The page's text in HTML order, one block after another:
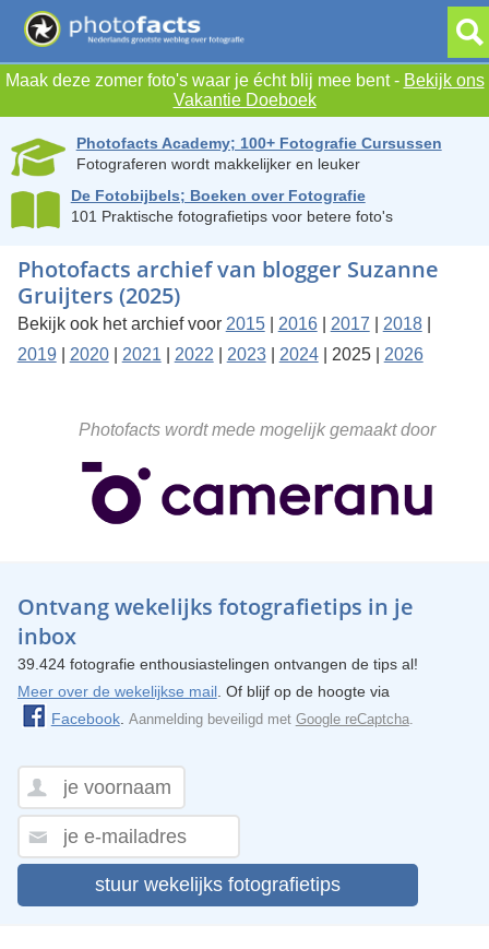
Maak deze zomer foto's waar je écht blij mee bent - Bekijk ons
Vakantie Doeboek
Photofacts Academy; 100+ Fotografie Cursussen
Fotograferen wordt makkelijker en leuker
De Fotobijbels; Boeken over Fotografie
101 Praktische fotografietips voor betere foto's
Photofacts archief van blogger Suzanne
Gruijters (2025)
Bekijk ook het archief voor 2015| 2016| 2017 2018|
2019
2020| 2021| 2022 2023| 2024| 2025 | 2026
Photofacts wordt mede mogelijk gemaakt door
Ontvang wekelijks fotografietips in je
inbox
39.424 fotografie enthousiastelingen ontvangen de tips al!
Meer over de wekelijkse mail. Of blijf op de hoogte via
Facebook. Aanmelding beveiligd met Google reCaptcha.
stuur wekelijks fotografietips